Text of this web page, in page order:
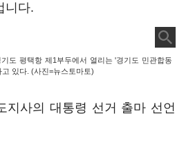
니다.
도 평택항 제1부두에서 열리는 '경기도 민관합동
있다. (사진=뉴스토마토)
지사의 대통령 선거 출마 선언